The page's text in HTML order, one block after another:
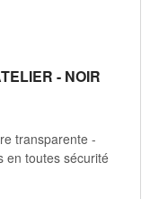
- NOIR
transparente -
en toutes sécurité